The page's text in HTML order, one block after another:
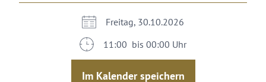
Freitag, 30.10.2026
11:00 bis 00:00 Uhr
Im Kalender speichern